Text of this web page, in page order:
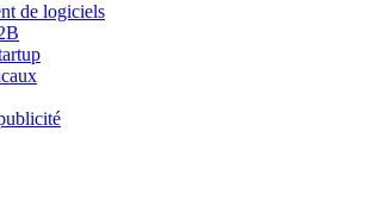
de logiciels